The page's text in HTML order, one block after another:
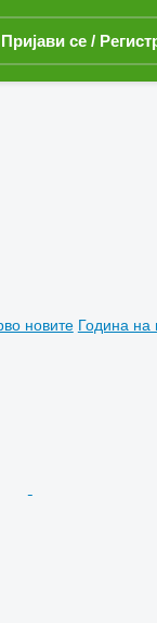
Пријави се /
новите Година на